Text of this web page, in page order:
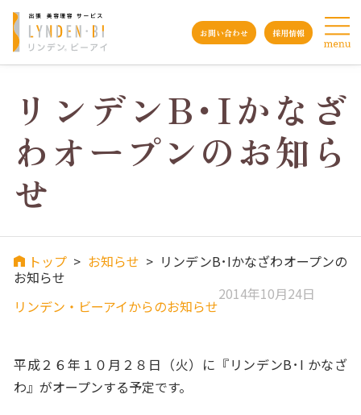
お問い合わせ 採用情報
リンデンB･Iかなざ
わオープンのお知ら
せ
トップ > お知らせ > リンデンB･Iかなざわオープンの
お知らせ
リンデン・ビーアイからのお知らせ
2014年10月24日
平成２６年１０月２８日（火）に『リンデンB･I かなざ
わ』がオープンする予定です。